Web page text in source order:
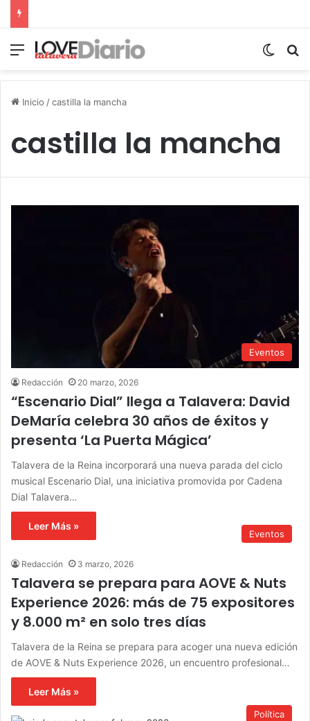
Menú
Inicio /castilla la mancha
castilla la mancha
Eventos
Redacción 20 marzo, 2026
“Escenario Dial” llega a Talavera: David
DeMaría celebra 30 años de éxitos y
presenta ‘La Puerta Mágica’
Talavera de la Reina incorporará una nueva parada del ciclo
musical Escenario Dial, una iniciativa promovida por Cadena
Dial Talavera…
Leer Más »
Eventos
Redacción 3 marzo, 2026
Talavera se prepara para AOVE & Nuts
Experience 2026: más de 75 expositores
y 8.000 m² en solo tres días
Talavera de la Reina se prepara para acoger una nueva edición
de AOVE & Nuts Experience 2026, un encuentro profesional…
Leer Más »
Política